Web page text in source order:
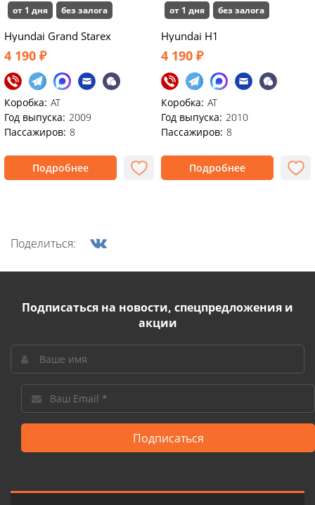
от 1 дня без залога
Hyundai Grand Starex
4 190 ₽
Коробка: АТ
Год выпуска: 2009
Пассажиров: 8
Подробнее
от 1 дня без залога
Hyundai H1
4 190 ₽
Коробка: АТ
Год выпуска: 2010
Пассажиров: 8
Подробнее
Поделиться:
Подписаться на новости, спецпредложения и
акции
Подписаться